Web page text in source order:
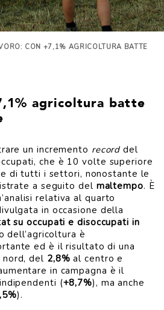
CON +7,1% AGRICOLTURA BATTE
agricoltura batte
un incremento record del
che è 10 volte superiore
di tutti i settori, nonostante le
a seguito del maltempo. È
relativa al quarto
in occasione della
su occupati e disoccupati in
dell’agricoltura è
ed è il risultato di una
nord, del 2,8%al centro e
in campagna è il
(+8,7%), ma anche
).